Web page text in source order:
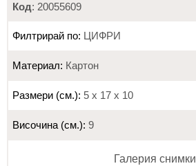
Код: 20055609
Филтрирай по: ЦИФРИ
Материал: Картон
Размери (см.): 5 х 17 х 10
Височина (см.): 9
Галерия снимки